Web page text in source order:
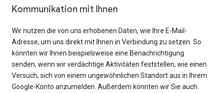
Kommunikation mit Ihnen
Wir nutzen die von uns erhobenen Daten, wie Ihre E-Mail-
Adresse, um uns direkt mit Ihnen in Verbindung zu setzen. So
könnten wir Ihnen beispielsweise eine Benachrichtigung
senden, wenn wir verdächtige Aktivitäten feststellen, wie einen
Versuch, sich von einem ungewöhnlichen Standort aus in Ihrem
Google-Konto anzumelden. Außerdem könnten wir Sie auch